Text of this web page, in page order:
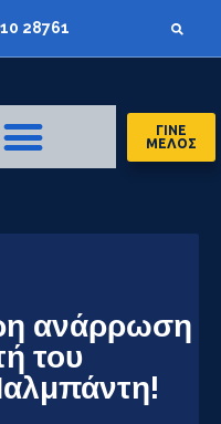
28761
ΓΙΝΕ
ΜΕΛΟΣ
ανάρρωση
του